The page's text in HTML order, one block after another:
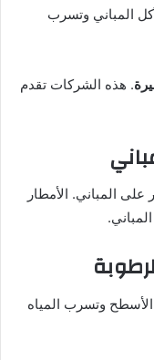
المباني وتسرب
. هذه الشركات تقدم
المباني. الأمطار
وتسرب المياه